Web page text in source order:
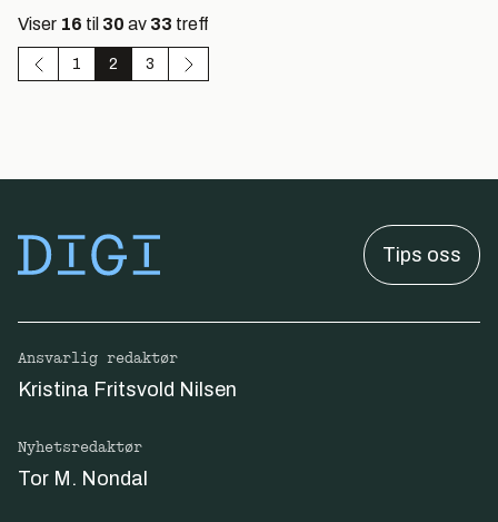
Viser 16 til 30 av 33 treff
1 2 3
Tips oss
Ansvarlig redaktør
Kristina Fritsvold Nilsen
Nyhetsredaktør
Tor M. Nondal